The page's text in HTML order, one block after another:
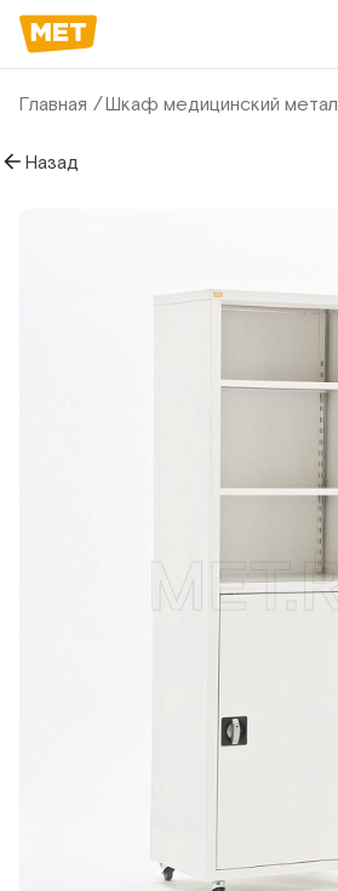
Главная Шкаф медицинский
Назад